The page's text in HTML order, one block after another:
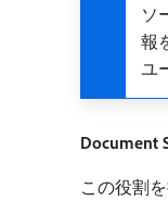
ソ
報
ユ
Document
この役割